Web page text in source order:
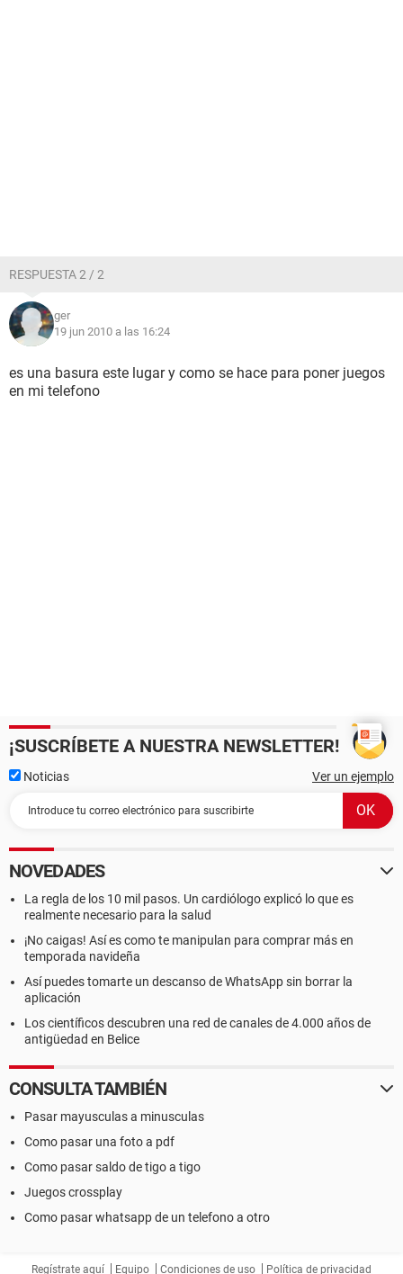
RESPUESTA 2 / 2
ger
19 jun 2010 a las 16:24
es una basura este lugar y como se hace para poner juegos
en mi telefono
¡SUSCRÍBETE A NUESTRA NEWSLETTER!
Noticias Ver un ejemplo
NOVEDADES
La regla de los 10 mil pasos. Un cardiólogo explicó lo que es
realmente necesario para la salud
¡No caigas! Así es como te manipulan para comprar más en
temporada navideña
Así puedes tomarte un descanso de WhatsApp sin borrar la
aplicación
Los científicos descubren una red de canales de 4.000 años de
antigüedad en Belice
CONSULTA TAMBIÉN
Pasar mayusculas a minusculas
Como pasar una foto a pdf
Como pasar saldo de tigo a tigo
Juegos crossplay
Como pasar whatsapp de un telefono a otro
Regístrate aquí Equipo Condiciones de uso Política de privacidad